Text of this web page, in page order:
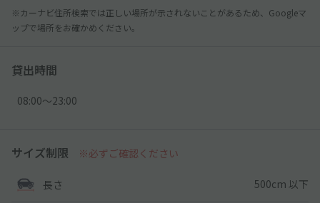
※カーナビ住所検索では正しい場所が示されないことがあるため、Googleマ
ップで場所をお確かめください。
貸出時間
08:00〜23:00
サイズ制限 ※必ずご確認ください
長さ 500cm 以下